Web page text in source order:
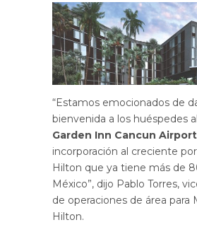
“Estamos emocionados de
bienvenida a los huéspedes al
Garden Inn Cancun Airport
incorporación al creciente
Hilton que ya tiene más de
México”, dijo Pablo Torres,
de operaciones de área para
Hilton.